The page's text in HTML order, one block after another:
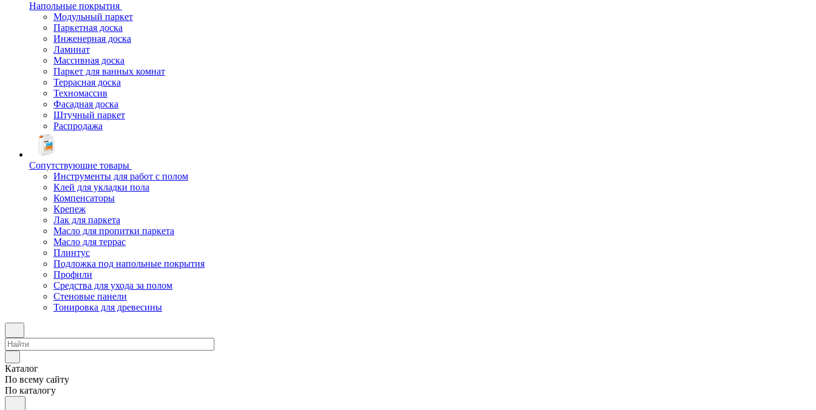
Напольные покрытия
Модульный паркет
Паркетная доска
Инженерная доска
Ламинат
Массивная доска
Паркет для ванных комнат
Террасная доска
Техномассив
Фасадная доска
Штучный паркет
Распродажа
Сопутствующие товары
Инструменты для работ с полом
Клей для укладки пола
Компенсаторы
Крепеж
Лак для паркета
Масло для пропитки паркета
Масло для террас
Плинтус
Подложка под напольные покрытия
Профили
Средства для ухода за полом
Стеновые панели
Тонировка для древесины
Каталог
По всему сайту
По каталогу